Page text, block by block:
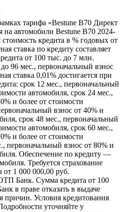
тарифа «Bestune B70 Директ
на автомобили Bestune B70 2024-
кредита в % годовых от
ставка по кредиту составляет
от 100 тыс. до 7 млн.
96 мес., первоначальный взнос
ставка 0,01% достигается при
срок 12 мес., первоначальный
автомобиля, срок 24 мес.,
и более от стоимости
взнос от 40% и
срок 48 мес., первоначальный
автомобиля, срок 60 мес.,
и более от стоимости
первоначальный взнос от 80% и
Обеспечение по кредиту —
Требуется страхование
1 000 000,00 руб.
Банк. Сумма кредита от 100
в праве отказать в выдаче
причин. Условия кредитования
уточняйте у